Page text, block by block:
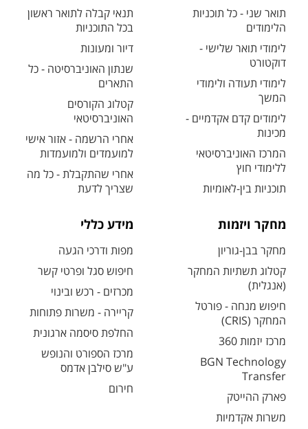
תואר שני - כל תוכניות
הלימודים
לימודי תואר שלישי -
דוקטורט
לימודי תעודה ולימודי
המשך
לימודים קדם אקדמיים -
מכינות
המרכז האוניברסיטאי
ללימודי חוץ
תוכניות בין-לאומיות
תנאי קבלה לתואר ראשון
בכל התוכניות
דיור ומעונות
שנתון האוניברסיטה - כל
התארים
קטלוג הקורסים
האוניברסיטאי
אחרי הרשמה - אזור אישי
למועמדים ולמועמדות
אחרי שהתקבלת - כל מה
שצריך לדעת
מחקר ויזמות
מחקר בבן-גוריון
קטלוג תשתיות המחקר
(אנגלית)
חיפוש מנחה - פורטל
המחקר (CRIS)
מרכז יזמות 360
BGN Technology
Transfer
פארק ההייטק
משרות אקדמיות
מידע כללי
מפות ודרכי הגעה
חיפוש סגל ופרטי קשר
מכרזים - רכש ובינוי
קריירה - משרות פתוחות
החלפת סיסמה ארגונית
מרכז הספורט והנופש
ע"ש סילבן אדמס
חירום